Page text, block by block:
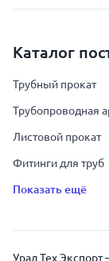
Каталог
Трубный прокат
Трубопроводная
Листовой прокат
Фитинги для труб
Показать ещё
Урал Тех Экспорт